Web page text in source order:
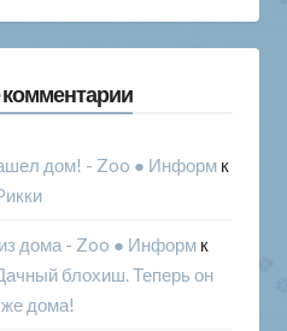
дом! - Zoo ● Информ к
дома - Zoo ● Информ к
блохиш. Теперь он
дома!